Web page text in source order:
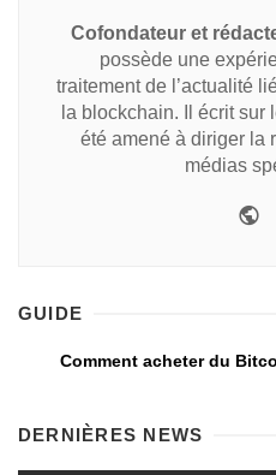
Cofondateur et
possède une
traitement de l’actualité
la blockchain. Il écrit sur
été amené à diriger la
médias
GUIDE
Comment acheter du
DERNIÈRES NEWS